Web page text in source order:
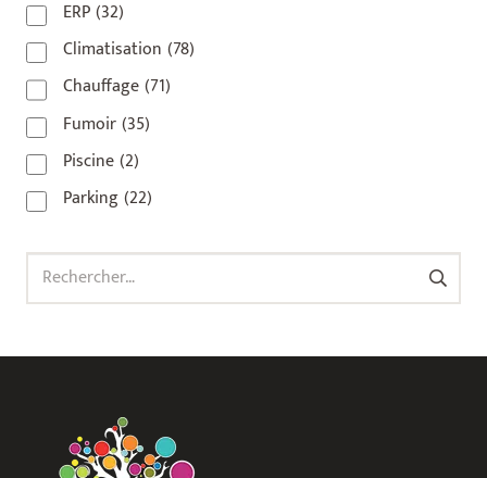
93100(1)
93200
93500 (1)
ERP(32)
Climatisation (78)
Chauffage(71)
Fumoir(35)
Piscine(2)
Parking(22)
Rechercher :